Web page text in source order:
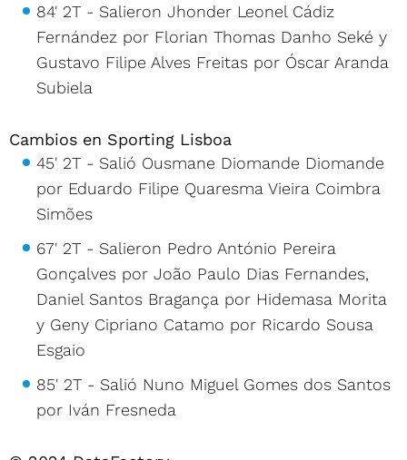
84' 2T - Salieron Jhonder Leonel Cádiz
Fernández por Florian Thomas Danho Seké y
Gustavo Filipe Alves Freitas por Óscar Aranda
Subiela
Cambios en Sporting Lisboa
45' 2T - Salió Ousmane Diomande Diomande
por Eduardo Filipe Quaresma Vieira Coimbra
Simões
67' 2T - Salieron Pedro António Pereira
Gonçalves por João Paulo Dias Fernandes,
Daniel Santos Bragança por Hidemasa Morita
y Geny Cipriano Catamo por Ricardo Sousa
Esgaio
85' 2T - Salió Nuno Miguel Gomes dos Santos
por Iván Fresneda